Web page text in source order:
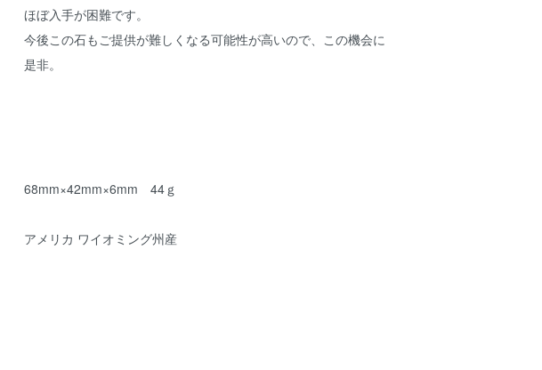
ほぼ入手が困難です。
今後この石もご提供が難しくなる可能性が高いので、この機会に
是非。
68mm×42mm×6mm 44ｇ
アメリカ ワイオミング州産